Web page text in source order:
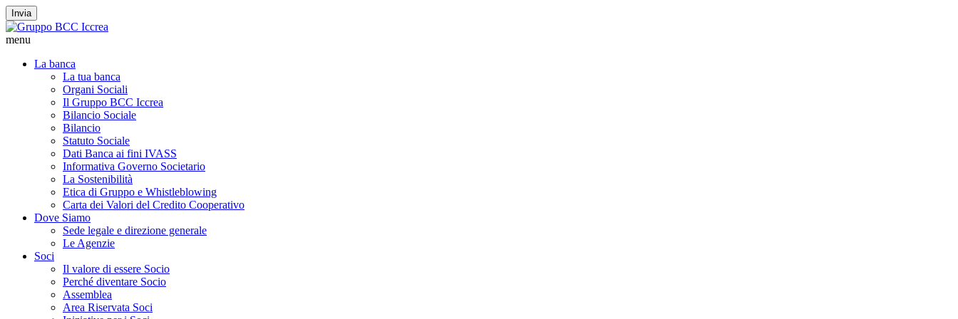
Invia
menu
La banca
La tua banca
Organi Sociali
Il Gruppo BCC Iccrea
Bilancio Sociale
Bilancio
Statuto Sociale
Dati Banca ai fini IVASS
Informativa Governo Societario
La Sostenibilità
Etica di Gruppo e Whistleblowing
Carta dei Valori del Credito Cooperativo
Dove Siamo
Sede legale e direzione generale
Le Agenzie
Soci
Il valore di essere Socio
Perché diventare Socio
Assemblea
Area Riservata Soci